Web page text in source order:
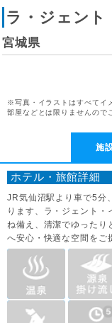
ラ・ジェント
宮城県
※写真・イラストはすべてイ
部屋などとは限りませんので
施
ホテル・旅館詳細
JR気仙沼駅より車で5分
ります、ラ・ジェント
ね備え、清潔でゆったり
へ安心・快適な空間をご